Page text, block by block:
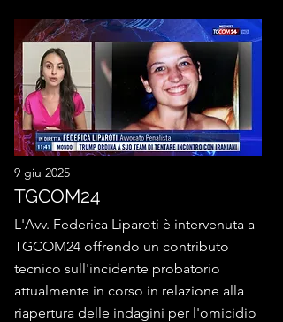
9 giu 2025
TGCOM24
L'Avv. Federica Liparoti è intervenuta a
TGCOM24 offrendo un contributo
tecnico sull'incidente probatorio
attualmente in corso in relazione alla
riapertura delle indagini per l'omicidio